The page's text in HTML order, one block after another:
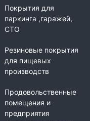
Покрытия для
паркинга ,гаражей,
СТО
Резиновые покрытия
для пищевых
производств
Продовольственные
помещения и
предприятия